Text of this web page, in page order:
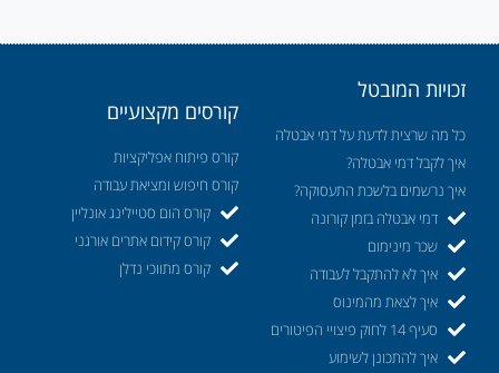
זכויות המובטל
כל מה שרצית לדעת על דמי אבטלה
איך לקבל דמי אבטלה?
איך נרשמים בלשכת התעסוקה?
דמי אבטלה בזמן קורונה
שכר מינימום
איך לא להתקבל לעבודה
איך לצאת מהמינוס
סעיף 14 לחוק פיצויי הפיטורים
איך להתכונן לשימוע
קורסים מקצועיים
קורס פיתוח אפליקציות
קורס חיפוש ומציאת עבודה
קורס הום סטיילינג אונליין
קורס קידום אתרים אורגני
קורס מתווכי נדלן